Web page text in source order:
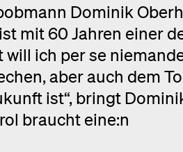
Dominik
mit 60 Jahren einer
ich per se
aber auch dem
ist“, bringt
braucht eine:n